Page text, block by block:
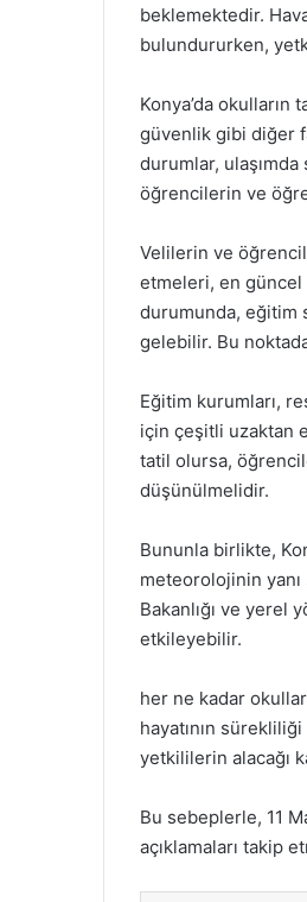
beklemektedir.
bulundururken,
Konya’da okulların
güvenlik gibi diğer
durumlar,
öğrencilerin ve
Velilerin ve
etmeleri, en güncel
durumunda, eğitim
gelebilir. Bu
Eğitim kurumları,
için çeşitli uzaktan
tatil olursa,
düşünülmelidir.
Bununla birlikte,
meteorolojinin yanı
Bakanlığı ve
etkileyebilir.
her ne kadar
hayatının
yetkililerin alacağı
Bu sebeplerle, 11
açıklamaları takip